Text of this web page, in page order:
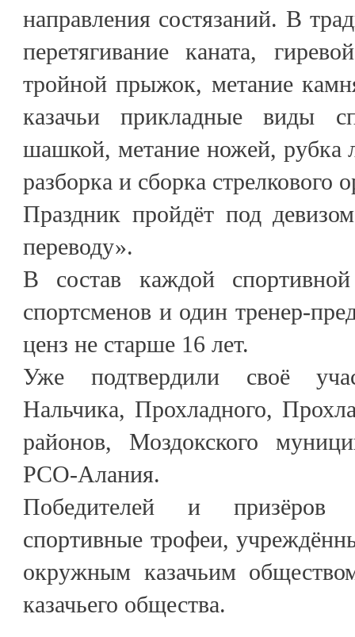
направления состязаний. В
перетягивание каната,
тройной прыжок, метание
казачьи прикладные виды
шашкой, метание ножей, рубка
разборка и сборка стрелкового
Праздник пройдёт под
переводу».
В состав каждой
спортсменов и один тренер-
ценз не старше 16 лет.
Уже подтвердили своё
Нальчика, Прохладного,
районов, Моздокского
РСО-Алания.
Победителей и призёров
спортивные трофеи,
окружным казачьим
казачьего общества.